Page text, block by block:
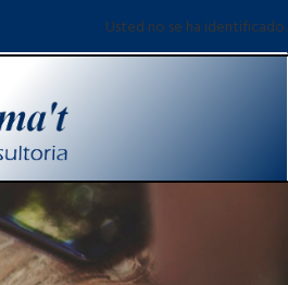
Usted no se ha identificado.